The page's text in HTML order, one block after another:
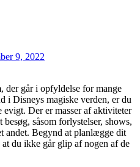
9, 2022
der går i opfyldelse for mange
i Disneys magiske verden, er du
Der er masser af aktiviteter
såsom forlystelser, shows,
andet. Begynd at planlægge dit
du ikke går glip af nogen af de